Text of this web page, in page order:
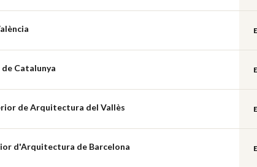
Catalunya
de Arquitectura del Vallès
d'Arquitectura de Barcelona